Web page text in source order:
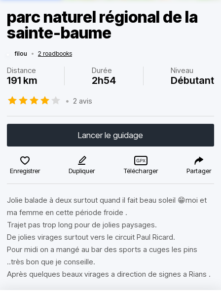
parc naturel régional de la
sainte-baume
filou • 2 roadbooks
Distance
191 km
Durée
2h54
Niveau
Débutant
• 2 avis
Lancer le guidage
Enregistrer Dupliquer Télécharger Partager
Jolie balade à deux surtout quand il fait beau soleil 😁moi et
ma femme en cette période froide .
Trajet pas trop long pour de jolies paysages.
De jolies virages surtout vers le circuit Paul Ricard.
Pour midi on a mangé au bar des sports a cuges les pins
..très bon que je conseille.
Après quelques beaux virages a direction de signes a Rians .